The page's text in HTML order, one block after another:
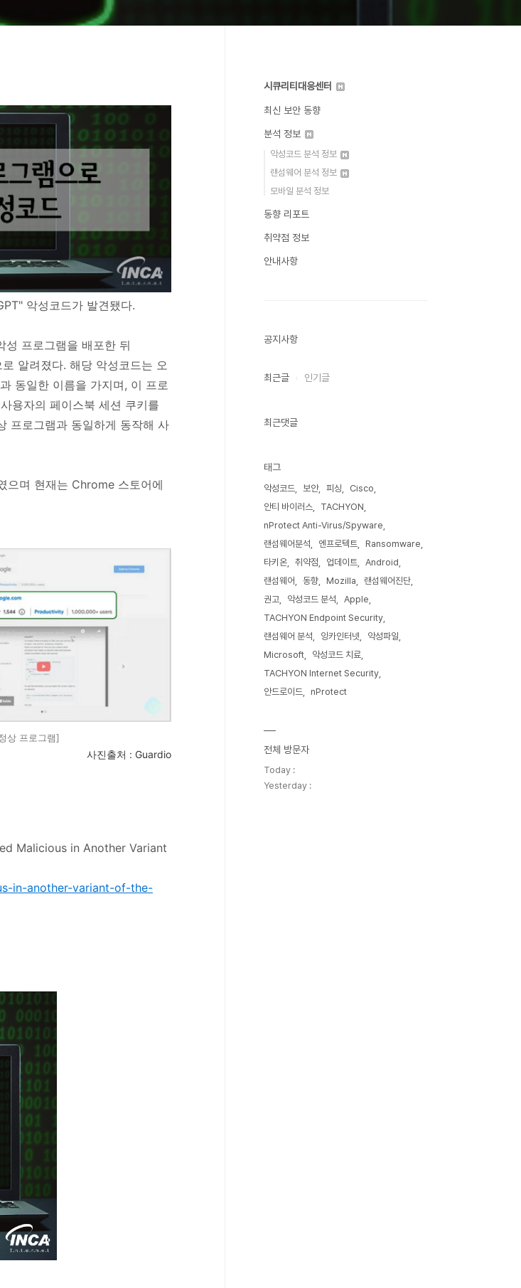
악성코드가 발견됐다.
프로그램을 배포한 뒤
알려졌다. 해당 악성코드는 오
동일한 이름을 가지며, 이 프로
용자의 페이스북 세션 쿠키를
프로그램과 동일하게 동작해 사
으며 현재는 Chrome 스토어에
상 프로그램]
사진출처 : Guardio
Malicious in Another Variant
in-another-variant-of-the-
시큐리티대응센터
최신 보안 동향
분석 정보
악성코드 분석 정보
랜섬웨어 분석 정보
모바일 분석 정보
동향 리포트
취약점 정보
안내사항
공지사항
최근글 인기글
최근댓글
태그
악성코드 보안 피싱
Cisco
안티 바이러스
TACHYON
nProtect Anti-Virus/Spyware
랜섬웨어분석
엔프로텍트
Ransomware
타키온
취약점 업데이트
Android
랜섬웨어
동향 Mozilla
랜섬웨어진단
권고
악성코드 분석
Apple
TACHYON Endpoint Security
랜섬웨어 분석
잉카인터넷
악성파일
Microsoft
악성코드 치료
TACHYON Internet Security
안드로이드
nProtect
전체 방문자
Today :
Yesterday :